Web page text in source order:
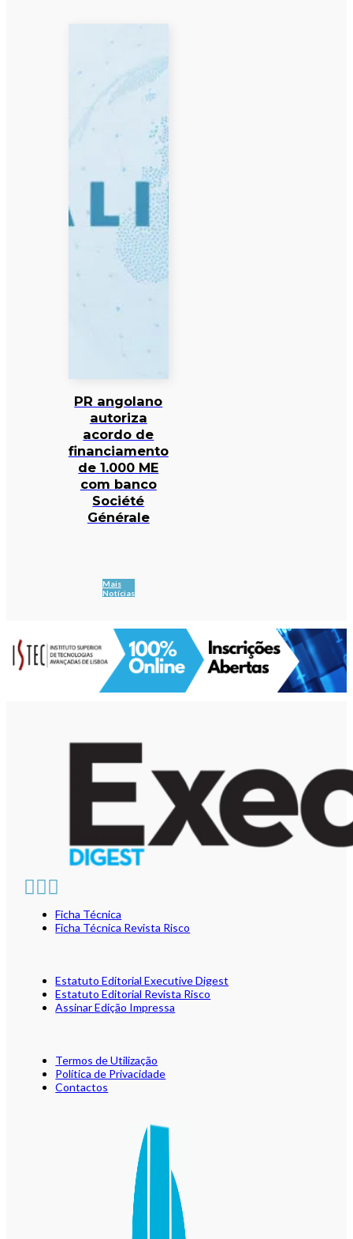
PR angolano
autoriza
acordo de
financiamento
de 1.000 ME
com banco
Société
Générale
Mais
Notícias
Ficha Técnica
Ficha Técnica Revista Risco
Estatuto Editorial Executive Digest
Estatuto Editorial Revista Risco
Assinar Edição Impressa
Termos de Utilização
Política de Privacidade
Contactos